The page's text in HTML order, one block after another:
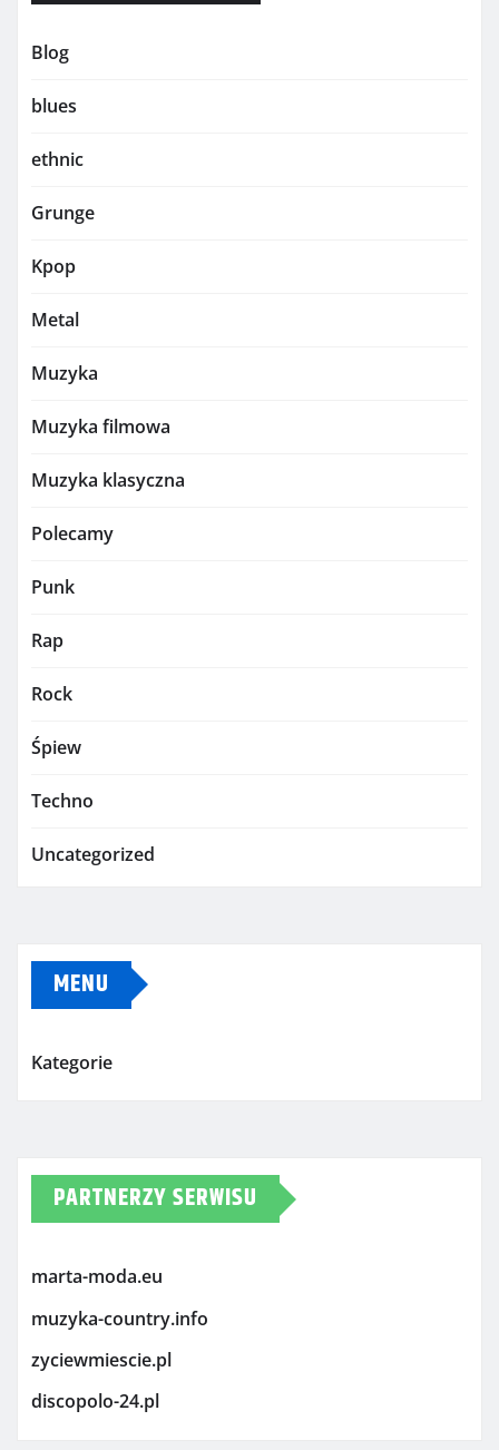
Blog
blues
ethnic
Grunge
Kpop
Metal
Muzyka
Muzyka filmowa
Muzyka klasyczna
Polecamy
Punk
Rap
Rock
Śpiew
Techno
Uncategorized
MENU
Kategorie
PARTNERZY SERWISU
marta-moda.eu
muzyka-country.info
zyciewmiescie.pl
discopolo-24.pl